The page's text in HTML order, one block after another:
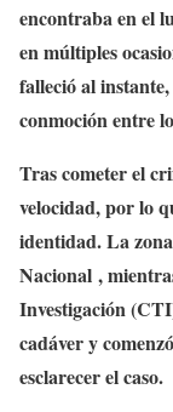
encontraba en el
en múltiples
falleció al
conmoción entre
Tras cometer el
velocidad, por lo
identidad. La
Nacional ,
Investigación
cadáver y
esclarecer el caso.